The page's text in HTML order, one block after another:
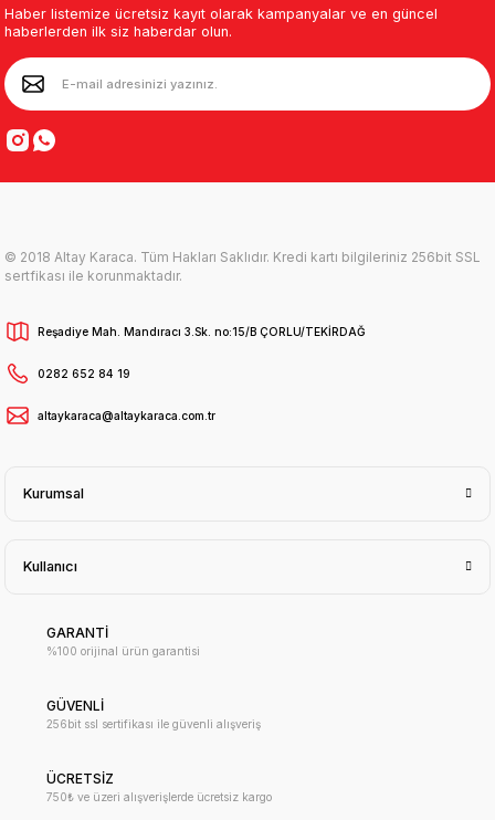
Haber listemize ücretsiz kayıt olarak kampanyalar ve en güncel
haberlerden ilk siz haberdar olun.
© 2018 Altay Karaca. Tüm Hakları Saklıdır. Kredi kartı bilgileriniz 256bit SSL
sertfikası ile korunmaktadır.
Reşadiye Mah. Mandıracı 3.Sk. no:15/B ÇORLU/TEKİRDAĞ
0282 652 84 19
altaykaraca@altaykaraca.com.tr
Kurumsal
Kullanıcı
GARANTİ
%100 orijinal ürün garantisi
GÜVENLİ
256bit ssl sertifikası ile güvenli alışveriş
ÜCRETSİZ
750₺ ve üzeri alışverişlerde ücretsiz kargo